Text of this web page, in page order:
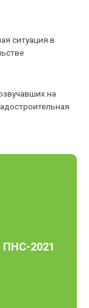
ситуация в
на
ПНС-2021